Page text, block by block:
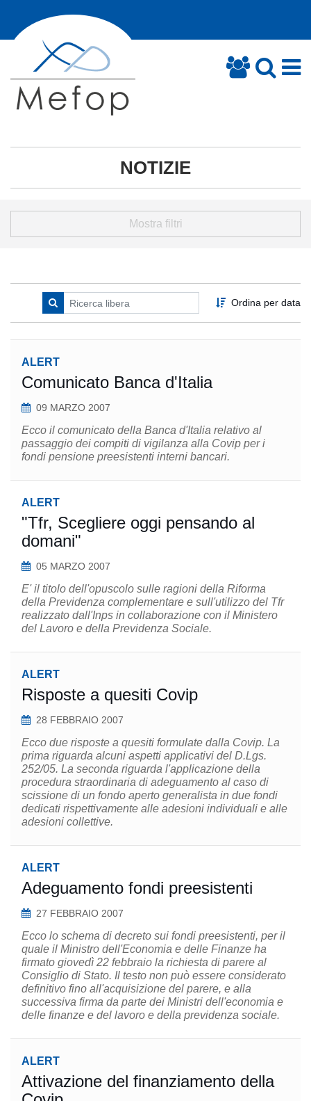
NOTIZIE
Mostra filtri
Ordina per data
ALERT
Comunicato Banca d'Italia
09 MARZO 2007
Ecco il comunicato della Banca d'Italia relativo al
passaggio dei compiti di vigilanza alla Covip per i
fondi pensione preesistenti interni bancari.
ALERT
"Tfr, Scegliere oggi pensando al
domani"
05 MARZO 2007
E' il titolo dell'opuscolo sulle ragioni della Riforma
della Previdenza complementare e sull'utilizzo del Tfr
realizzato dall'Inps in collaborazione con il Ministero
del Lavoro e della Previdenza Sociale.
ALERT
Risposte a quesiti Covip
28 FEBBRAIO 2007
Ecco due risposte a quesiti formulate dalla Covip. La
prima riguarda alcuni aspetti applicativi del D.Lgs.
252/05. La seconda riguarda l'applicazione della
procedura straordinaria di adeguamento al caso di
scissione di un fondo aperto generalista in due fondi
dedicati rispettivamente alle adesioni individuali e alle
adesioni collettive.
ALERT
Adeguamento fondi preesistenti
27 FEBBRAIO 2007
Ecco lo schema di decreto sui fondi preesistenti, per il
quale il Ministro dell'Economia e delle Finanze ha
firmato giovedì 22 febbraio la richiesta di parere al
Consiglio di Stato. Il testo non può essere considerato
definitivo fino all'acquisizione del parere, e alla
successiva firma da parte dei Ministri dell'economia e
delle finanze e del lavoro e della previdenza sociale.
ALERT
Attivazione del finanziamento della